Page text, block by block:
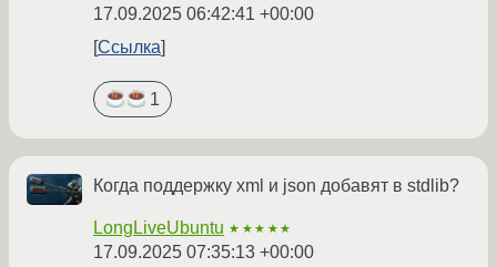
17.09.2025 06:42:41 +00:00
Ссылка
1
Когда поддержку xml и json добавят в stdlib?
LongLiveUbuntu ★★★★★
17.09.2025 07:35:13 +00:00